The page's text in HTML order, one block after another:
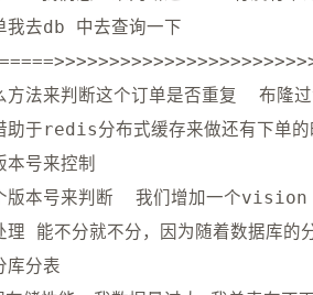
=====>>>>>>>>>>>>>>>>>>>>>>
方法来判断这个订单是否重复  布隆
助于redis分布式缓存来做还有下单
号来控制
版本号来判断  我们增加一个
理 能不分就不分，因为随着数据库的